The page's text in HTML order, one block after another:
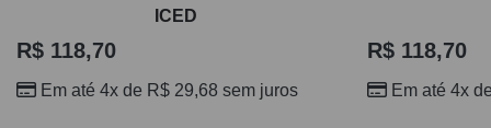
ICED
R$ 118,70
Em até 4x de R$ 29,68 sem juros
R$ 118,70
Em até 4x